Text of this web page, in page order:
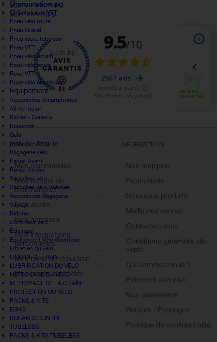
Chambre à air route
Chambre à air VTT
Pneu vélo route
Pneu Gravel
Pneu route tubeless
Pneu VTT
Pneu vélo urbain
Roue vélo route
Roue VTT
Roue vélo électrique
Équipement
Accessoires Smartphones
Alimentation
Barres - Gateaux
Boissons
Gels
Antivols - Sécurité
Bagagerie vélo
Panier Avant
Panier Arrière
Sacoches vélo
Sacoches vélo latérales
Accessoires Bagagerie
Voyage
Bidons
Compteur vélo
Éclairage
Equipement Vélo électrique
Entretien du vélo
LIQUIDE DE FREIN
LUBRIFICATION DU VÉLO
NETTOYAGE DU VÉLO
NETTOYAGE DE LA CHAÎNE
PROTECTION DU VÉLO
PACKS & KITS
EBIKE
RUBAN DE CINTRE
TUBELESS
PACKS & KITS TUBELESS
MON COMPTE
Mes commandes
Mes retours de
marchandise
Mes avoirs
Mes adresses
Mes informations
personnelles
Mes bons de réduction
Mes points de fidélité
Sign out
INFORMATIONS
Nos marques
Promotions
Nouveaux produits
Meilleures ventes
Contactez-nous
Conditions générales de
vente
Qui sommes nous ?
Paiement sécurisé
Nos partenaires
Retours / Echanges
Politique de confidentialité